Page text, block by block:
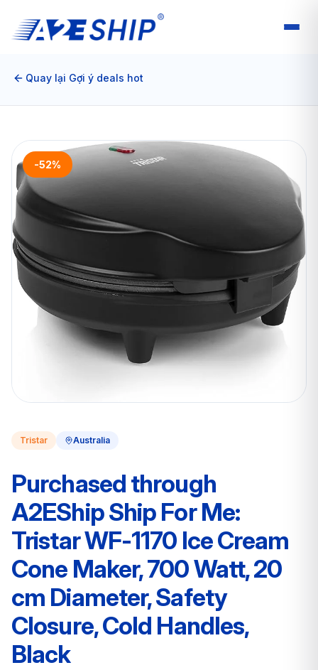
Quay lại Gợi ý deals hot
-52%
Tristar Australia
Purchased through
A2EShip Ship For Me:
Tristar WF-1170 Ice Cream
Cone Maker, 700 Watt, 20
cm Diameter, Safety
Closure, Cold Handles,
Black